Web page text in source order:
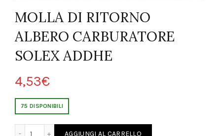
MOLLA DI RITORNO
ALBERO CARBURATORE
SOLEX ADDHE
4,53€
75 DISPONIBILI
AGGIUNGI AL CARRELLO